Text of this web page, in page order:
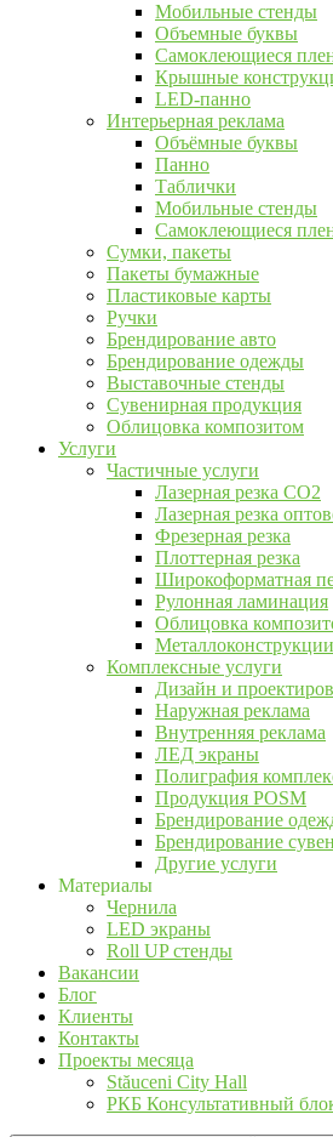
Мобильные стенды
Объемные буквы
Самоклеющиеся
Крышные
LED-панно
Интерьерная реклама
Объёмные буквы
Панно
Таблички
Мобильные стенды
Самоклеющиеся
Сумки, пакеты
Пакеты бумажные
Пластиковые карты
Ручки
Брендирование авто
Брендирование одежды
Выставочные стенды
Сувенирная продукция
Облицовка композитом
Услуги
Частичные услуги
Лазерная резка CO2
Лазерная резка
Фрезерная резка
Плоттерная резка
Широкоформатная
Рулонная ламинация
Облицовка
Металлоконструкции
Комплексные услуги
Дизайн и
Наружная реклама
Внутренняя реклама
ЛЕД экраны
Полиграфия
Продукция POSM
Брендирование
Брендирование
Другие услуги
Материалы
Чернила
LED экраны
Roll UP стенды
Вакансии
Блог
Клиенты
Контакты
Проекты месяца
Stăuceni City Hall
РКБ Консультативный